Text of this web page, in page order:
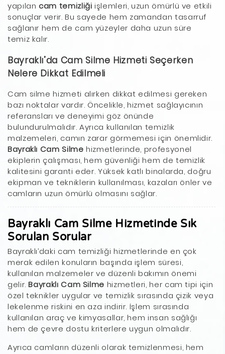
yapılan cam temizliği işlemleri, uzun ömürlü ve etkili
sonuçlar verir. Bu sayede hem zamandan tasarruf
sağlanır hem de cam yüzeyler daha uzun süre
temiz kalır.
Bayraklı’da Cam Silme Hizmeti Seçerken
Nelere Dikkat Edilmeli
Cam silme hizmeti alırken dikkat edilmesi gereken
bazı noktalar vardır. Öncelikle, hizmet sağlayıcının
referansları ve deneyimi göz önünde
bulundurulmalıdır. Ayrıca kullanılan temizlik
malzemeleri, camın zarar görmemesi için önemlidir.
Bayraklı Cam Silme hizmetlerinde, profesyonel
ekiplerin çalışması, hem güvenliği hem de temizlik
kalitesini garanti eder. Yüksek katlı binalarda, doğru
ekipman ve tekniklerin kullanılması, kazaları önler ve
camların uzun ömürlü olmasını sağlar.
Bayraklı Cam Silme Hizmetinde Sık
Sorulan Sorular
Bayraklı’daki cam temizliği hizmetlerinde en çok
merak edilen konuların başında işlem süresi,
kullanılan malzemeler ve düzenli bakımın önemi
gelir.Bayraklı Cam Silme hizmetleri, her cam tipi için
özel teknikler uygular ve temizlik sırasında çizik veya
lekelenme riskini en aza indirir. İşlem sırasında
kullanılan araç ve kimyasallar, hem insan sağlığı
hem de çevre dostu kriterlere uygun olmalıdır.
Ayrıca camların düzenli olarak temizlenmesi, hem